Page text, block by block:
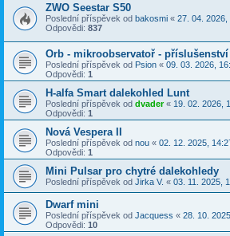
ZWO Seestar S50
Poslední příspěvek od bakosmi « 27. 04. 2026,
Odpovědi: 837
Orb - mikroobservatoř -
Poslední příspěvek od Psion « 09. 03. 2026,
Odpovědi: 1
H-alfa Smart dalekohled Lunt
Poslední příspěvek od dvader« 19. 02. 2026,
Odpovědi: 1
Nová Vespera II
Poslední příspěvek od nou « 02. 12. 2025,
Odpovědi: 1
Mini Pulsar pro chytré dalekohledy
Poslední příspěvek od Jirka V. « 03. 11. 2025,
Dwarf mini
Poslední příspěvek od Jacquess « 28. 10.
Odpovědi: 10